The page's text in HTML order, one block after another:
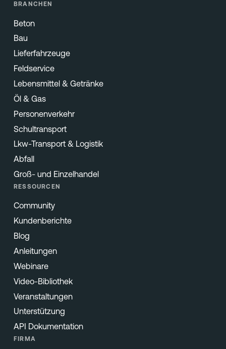
BRANCHEN
Beton
Bau
Lieferfahrzeuge
Feldservice
Lebensmittel & Getränke
Öl & Gas
Personenverkehr
Schultransport
Lkw-Transport & Logistik
Abfall
Groß- und Einzelhandel
RESSOURCEN
Community
Kundenberichte
Blog
Anleitungen
Webinare
Video-Bibliothek
Veranstaltungen
Unterstützung
API Dokumentation
FIRMA